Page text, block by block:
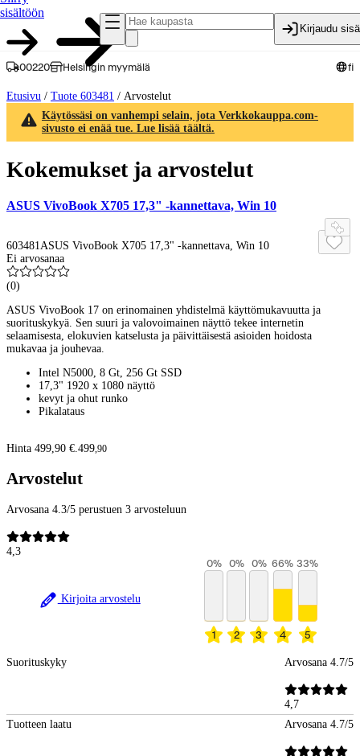
sisältöön
Kirjaudu
00220 Helsingin myymälä fi
Etusivu / Tuote 603481 / Arvostelut
Käytössäsi on vanhempi selain, jota Verkkokauppa.com-
sivusto ei enää tue. Lue lisää täältä.
Kokemukset ja arvostelut
ASUS VivoBook X705 17,3" -kannettava, Win 10
603481 ASUS VivoBook X705 17,3" -kannettava, Win 10
Ei arvosanaa
(0)
ASUS VivoBook 17 on erinomainen yhdistelmä käyttömukavuutta ja
suorituskykyä. Sen suuri ja valovoimainen näyttö tekee internetin
selaamisesta, elokuvien katselusta ja päivittäisestä asioiden hoidosta
mukavaa ja jouhevaa.
Intel N5000, 8 Gt, 256 Gt SSD
17,3" 1920 x 1080 näyttö
kevyt ja ohut runko
Pikalataus
Hinta 499,90 €. 499,90
Arvostelut
Arvosana 4.3/5 perustuen 3 arvosteluun
4,3
Kirjoita arvostelu
1
0%
2
0%
3
0%
4
66%
5
33%
Suorituskyky Arvosana 4.7/5
4,7
Tuotteen laatu
Arvosana 4.7/5